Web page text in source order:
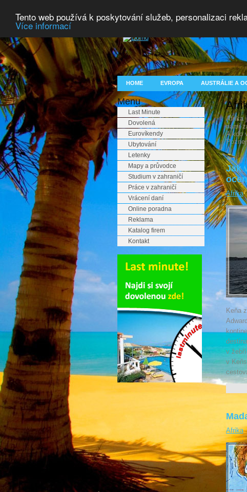
Tento web používá k poskytování služeb, personalizaci
Více informací
HOME EVROPA AUSTRÁLIE A
Menu
Last Minute
Dovolená
Eurovíkendy
Ubytování
Letenky
Mapy a průvodce
Studium v zahraničí
Práce v zahraničí
Vrácení daní
Online poradna
Reklama
Katalog firem
Kontakt
Afrika
námi
A kdo
:).
Jak
Afrika
Keňa
v
v
Afrika